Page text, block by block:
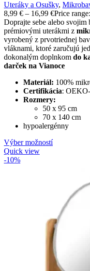
Uteráky a Osušky,
8,99 € – 16,99 €Price
Doprajte sebe alebo
prémiovými uterákmi z
vyrobený z prvotriednej
vláknami, ktoré zaručujú
dokonalým doplnkom do
darček na Vianoce
Materiál: 100%
Certifikácia:
Rozmery:
50 x 95 cm
70 x 140 cm
hypoalergénny
Výber možností
Quick view
-10%